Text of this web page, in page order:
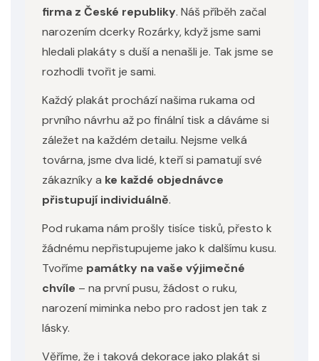
firma z České republiky. Náš příběh začal
narozením dcerky Rozárky, když jsme sami
hledali plakáty s duší a nenašli je. Tak jsme se
rozhodli tvořit je sami.
Každý plakát prochází našima rukama od
prvního návrhu až po finální tisk a dáváme si
záležet na každém detailu. Nejsme velká
továrna, jsme dva lidé, kteří si pamatují své
zákazníky a ke každé objednávce
přistupují individuálně.
Pod rukama nám prošly tisíce tisků, přesto k
žádnému nepřistupujeme jako k dalšímu kusu.
Tvoříme památky na vaše výjimečné
chvíle – na první pusu, žádost o ruku,
narození miminka nebo pro radost jen tak z
lásky.
Věříme, že i taková dekorace jako plakát si